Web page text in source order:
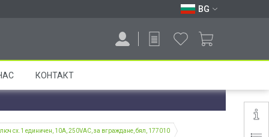
BG
КОНТАКТ
сх.1 единичен, 10A, 250VAC, за вграждане, бял, 177010